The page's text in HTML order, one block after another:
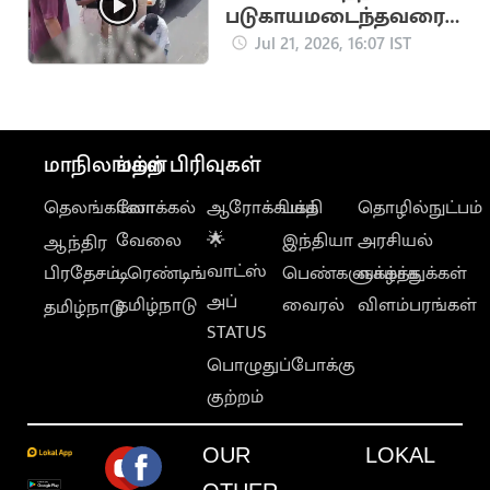
படுகாயமடைந்தவரை
மீட்டுJul 21, 2026, 16:07 IST
மாநிலங்கள்
தெலங்கானா
ஆந்திர
பிரதேசம்
தமிழ்நாடு
மற்ற பிரிவுகள்
லோக்கல்
வேலை
டிரெண்டிங்
தமிழ்நாடு
ஆரோக்கியம்
🌟
வாட்ஸ்
அப்
STATUS
பொழுதுப்போக்கு
குற்றம்
பக்தி
இந்தியா
பெண்களுக்காக
வைரல்
தொழில்நுட்பம்
அரசியல்
வாழ்த்துக்கள்
விளம்பரங்கள்
OUR
LOKAL